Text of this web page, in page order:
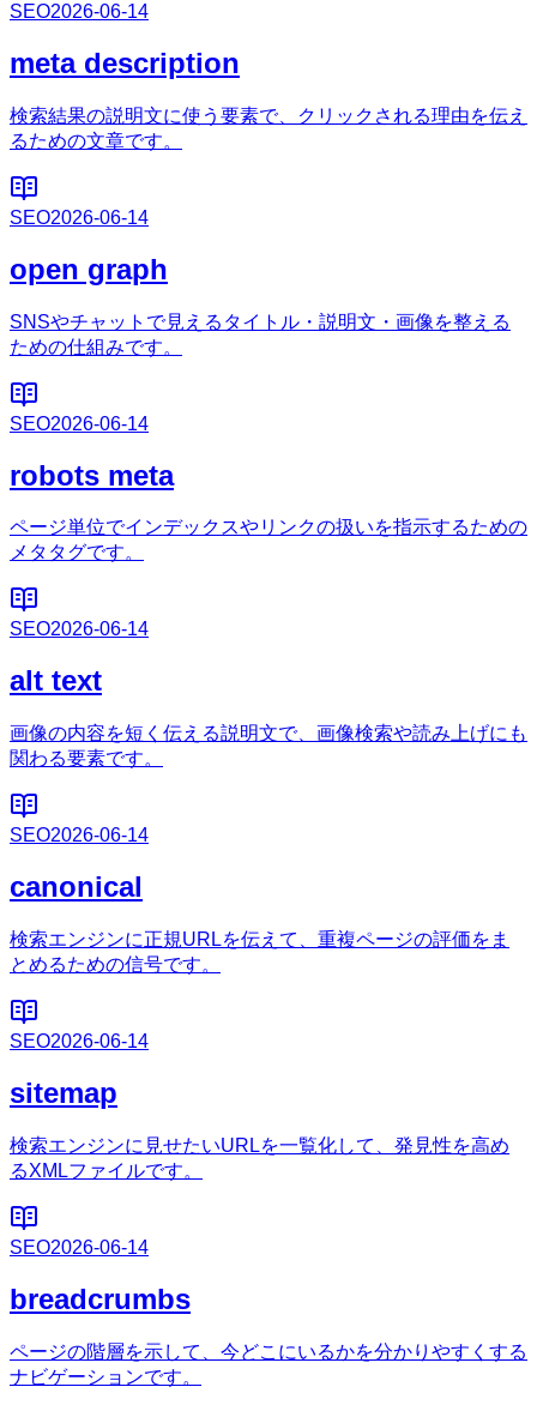
SEO2026-06-14
meta description
検索結果の説明文に使う要素で、クリックされる理由を伝え
るための文章です。
SEO2026-06-14
open graph
SNSやチャットで見えるタイトル・説明文・画像を整える
ための仕組みです。
SEO2026-06-14
robots meta
ページ単位でインデックスやリンクの扱いを指示するための
メタタグです。
SEO2026-06-14
alt text
画像の内容を短く伝える説明文で、画像検索や読み上げにも
関わる要素です。
SEO2026-06-14
canonical
検索エンジンに正規URLを伝えて、重複ページの評価をま
とめるための信号です。
SEO2026-06-14
sitemap
検索エンジンに見せたいURLを一覧化して、発見性を高め
るXMLファイルです。
SEO2026-06-14
breadcrumbs
ページの階層を示して、今どこにいるかを分かりやすくする
ナビゲーションです。